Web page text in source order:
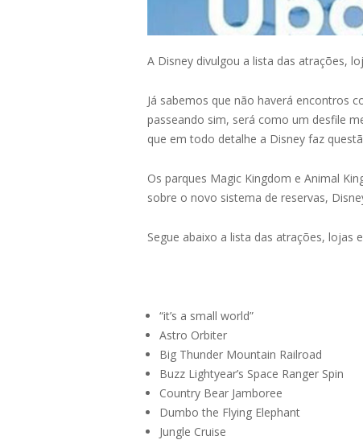
A Disney divulgou a lista das atrações,
Já sabemos que não haverá encontros
passeando sim, será como um desfile
que em todo detalhe a Disney faz
Os parques Magic Kingdom e Animal
sobre o novo sistema de reservas,
Segue abaixo a lista das atrações, lojas
“it’s a small world”
Astro Orbiter
Big Thunder Mountain Railroad
Buzz Lightyear’s Space Ranger Spin
Country Bear Jamboree
Dumbo the Flying Elephant
Jungle Cruise